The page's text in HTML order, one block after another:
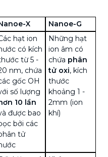
X
Nanoe-G
hạt ion
có kích
từ 5 -
nm, chứa
gốc OH
số lượng
10 lần
được bao
bởi các
tử
Những hạt
ion âm có
chứa phân
tử oxi, kích
thước
khoảng 1 -
2mm (ion
khí)